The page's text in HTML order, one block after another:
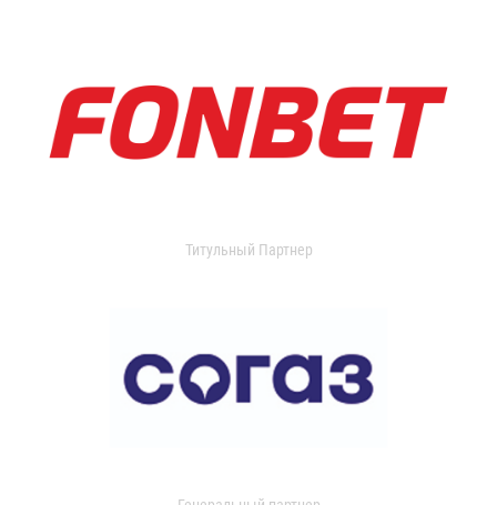
Титульный Партнер